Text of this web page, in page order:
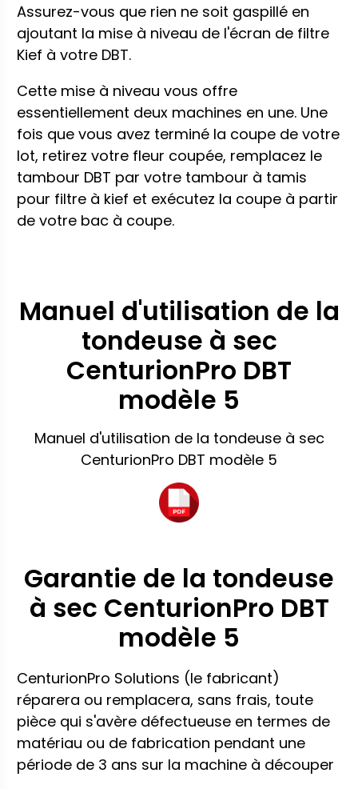
Assurez-vous que rien ne soit gaspillé en
ajoutant la mise à niveau de l'écran de filtre
Kief à votre DBT.
Cette mise à niveau vous offre
essentiellement deux machines en une. Une
fois que vous avez terminé la coupe de votre
lot, retirez votre fleur coupée, remplacez le
tambour DBT par votre tambour à tamis
pour filtre à kief et exécutez la coupe à partir
de votre bac à coupe.
Manuel d'utilisation de la
tondeuse à sec
CenturionPro DBT
modèle 5
Manuel d'utilisation de la tondeuse à sec
CenturionPro DBT modèle 5
Garantie de la tondeuse
à sec CenturionPro DBT
modèle 5
CenturionPro Solutions (le fabricant)
réparera ou remplacera, sans frais, toute
pièce qui s'avère défectueuse en termes de
matériau ou de fabrication pendant une
période de 3 ans sur la machine à découper